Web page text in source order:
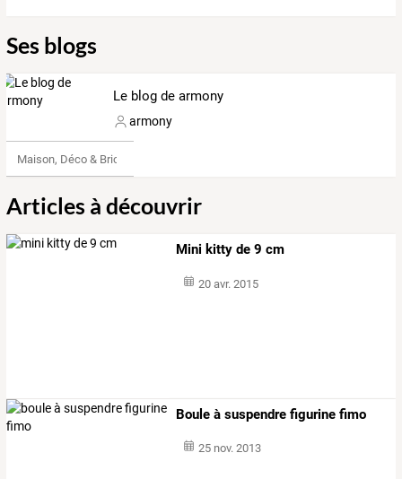
Ses blogs
Le blog de armony
armony
Maison, Déco & Bricolage
Articles à découvrir
Mini kitty de 9 cm
20 avr. 2015
Boule à suspendre figurine fimo
25 nov. 2013